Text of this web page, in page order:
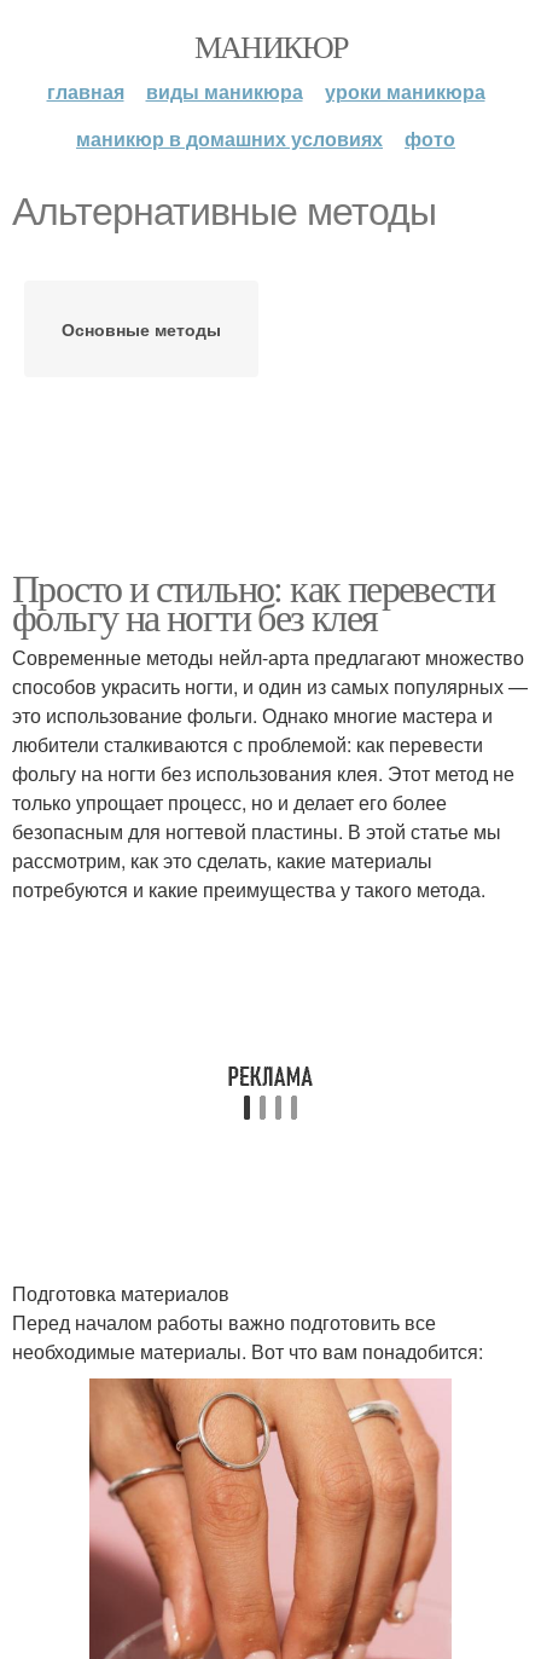
МАНИКЮР
главная виды маникюра
уроки маникюра
маникюр в домашних условиях
фото
Альтернативные методы
Основные методы
Просто и стильно: как перевести
фольгу на ногти без клея
Современные методы нейл-арта предлагают множество
способов украсить ногти, и один из самых популярных —
это использование фольги. Однако многие мастера и
любители сталкиваются с проблемой: как перевести
фольгу на ногти без использования клея. Этот метод не
только упрощает процесс, но и делает его более
безопасным для ногтевой пластины. В этой статье мы
рассмотрим, как это сделать, какие материалы
потребуются и какие преимущества у такого метода.
Подготовка материалов
Перед началом работы важно подготовить все
необходимые материалы. Вот что вам понадобится: